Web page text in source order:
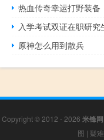
热血传奇幸运打野装备
入学考试双证在职研
原神怎么用到散兵
Copyright © 2012 - 2026 米锋网
图 | 疑